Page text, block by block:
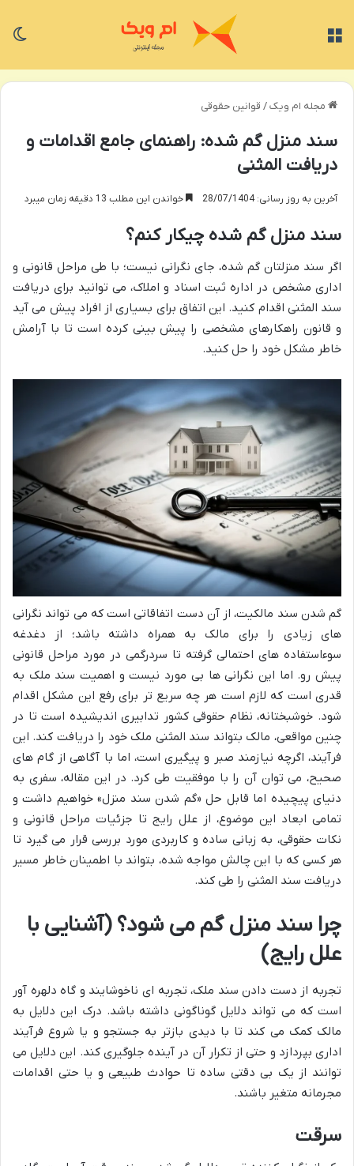
مجله ام ویک/ قوانین حقوقی
سند منزل گم شده: راهنمای جامع اقدامات و
دریافت المثنی
آخرین به روز رسانی: 28/07/1404 خواندن این مطلب 13 دقیقه زمان میبرد
سند منزل گم شده چیکار کنم؟
اگر سند منزلتان گم شده، جای نگرانی نیست؛ با طی مراحل قانونی و
اداری مشخص در اداره ثبت اسناد و املاک، می توانید برای دریافت
سند المثنی اقدام کنید. این اتفاق برای بسیاری از افراد پیش می آید
و قانون راهکارهای مشخصی را پیش بینی کرده است تا با آرامش
خاطر مشکل خود را حل کنید.
گم شدن سند مالکیت، از آن دست اتفاقاتی است که می تواند نگرانی
های زیادی را برای مالک به همراه داشته باشد؛ از دغدغه
سوءاستفاده های احتمالی گرفته تا سردرگمی در مورد مراحل قانونی
پیش رو. اما این نگرانی ها بی مورد نیست و اهمیت سند ملک به
قدری است که لازم است هر چه سریع تر برای رفع این مشکل اقدام
شود. خوشبختانه، نظام حقوقی کشور تدابیری اندیشیده است تا در
چنین مواقعی، مالک بتواند سند المثنی ملک خود را دریافت کند. این
فرآیند، اگرچه نیازمند صبر و پیگیری است، اما با آگاهی از گام های
صحیح، می توان آن را با موفقیت طی کرد. در این مقاله، سفری به
دنیای پیچیده اما قابل حل «گم شدن سند منزل» خواهیم داشت و
تمامی ابعاد این موضوع، از علل رایج تا جزئیات مراحل قانونی و
نکات حقوقی، به زبانی ساده و کاربردی مورد بررسی قرار می گیرد تا
هر کسی که با این چالش مواجه شده، بتواند با اطمینان خاطر مسیر
دریافت سند المثنی را طی کند.
چرا سند منزل گم می شود؟ (آشنایی با
علل رایج)
تجربه از دست دادن سند ملک، تجربه ای ناخوشایند و گاه دلهره آور
است که می تواند دلایل گوناگونی داشته باشد. درک این دلایل به
مالک کمک می کند تا با دیدی بازتر به جستجو و یا شروع فرآیند
اداری بپردازد و حتی از تکرار آن در آینده جلوگیری کند. این دلایل می
توانند از یک بی دقتی ساده تا حوادث طبیعی و یا حتی اقدامات
مجرمانه متغیر باشند.
سرقت